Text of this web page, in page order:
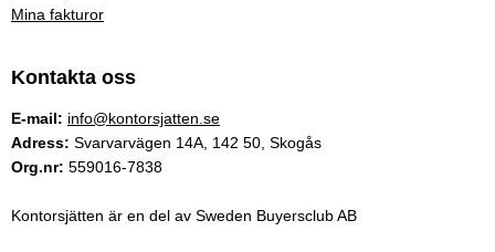
Mina fakturor
Kontakta oss
E-mail: info@kontorsjatten.se
Adress: Svarvarvägen 14A, 142 50, Skogås
Org.nr: 559016-7838
Kontorsjätten är en del av Sweden Buyersclub AB